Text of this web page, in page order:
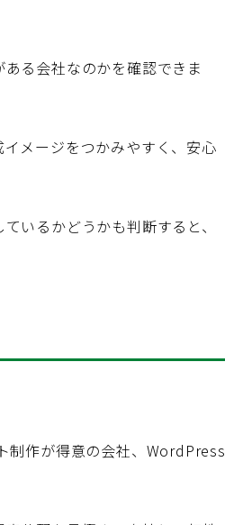
る会社なのかを確認できま
メージをつかみやすく、安心
いるかどうかも判断すると、
制作が得意の会社、WordPress